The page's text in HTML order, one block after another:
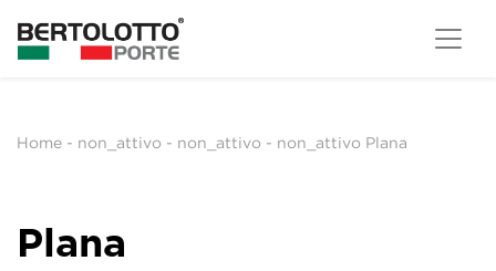
Home - non_attivo - non_attivo - non_attivo Plana
Plana